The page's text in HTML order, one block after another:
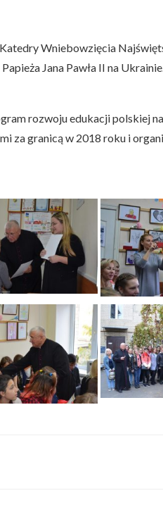
Wniebowzięcia
Jana Pawła II na Ukrainie.
rozwoju edukacji polskiej
za granicą w 2018 roku i